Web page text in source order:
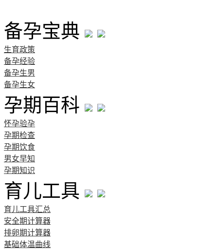
备孕宝典
生育政策
备孕经验
备孕生男
备孕生女
孕期百科
怀孕验孕
孕期检查
孕期饮食
男女早知
孕期知识
育儿工具
育儿工具汇总
安全期计算器
排卵期计算器
基础体温曲线